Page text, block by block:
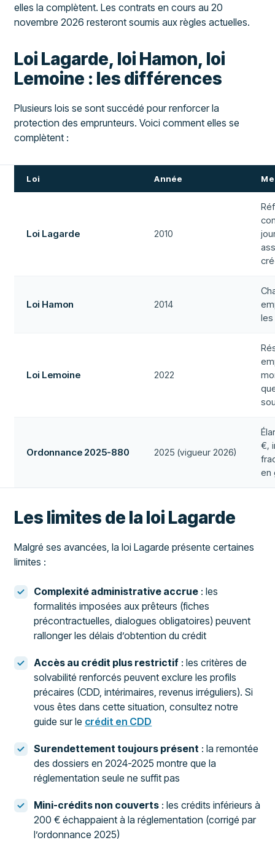
elles la complètent. Les contrats en cours au 20
novembre 2026 resteront soumis aux règles actuelles.
Loi Lagarde, loi Hamon, loi
Lemoine : les différences
Plusieurs lois se sont succédé pour renforcer la
protection des emprunteurs. Voici comment elles se
complètent :
Loi Année
Loi Lagarde 2010
Loi Hamon 2014
les
Loi Lemoine 2022
Ordonnance 2025-880 2025 (vigueur 2026)
€,
en
Les limites de la loi Lagarde
Malgré ses avancées, la loi Lagarde présente certaines
limites :
Complexité administrative accrue : les
formalités imposées aux prêteurs (fiches
précontractuelles, dialogues obligatoires) peuvent
rallonger les délais d’obtention du crédit
Accès au crédit plus restrictif : les critères de
solvabilité renforcés peuvent exclure les profils
précaires (CDD, intérimaires, revenus irréguliers). Si
vous êtes dans cette situation, consultez notre
guide sur le crédit en CDD
Surendettement toujours présent : la remontée
des dossiers en 2024-2025 montre que la
réglementation seule ne suffit pas
Mini-crédits non couverts : les crédits inférieurs à
200 € échappaient à la réglementation (corrigé par
l’ordonnance 2025)